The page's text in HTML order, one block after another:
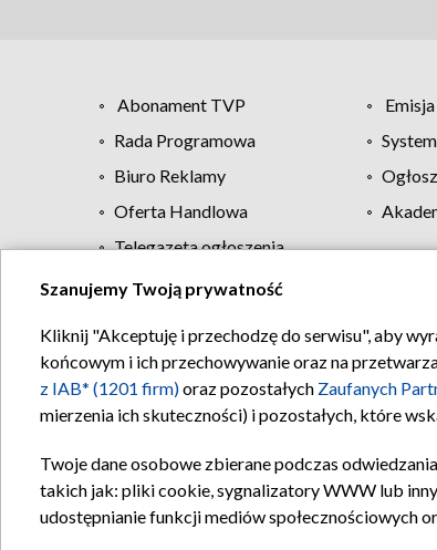
Abonament TVP
Rada Programowa
Biuro Reklamy
Oferta Handlowa
Telegazeta ogłoszenia
Regulamin
Szanujemy Twoją prywatność
Kliknij "Akceptuję i przechodzę do serwisu", aby
końcowym i ich przechowywanie oraz na
z IAB* (1201 firm)oraz pozostałych Zaufanych
mierzenia ich skuteczności) i pozostałych, które
Twoje dane osobowe zbierane podczas
takich jak: pliki cookie, sygnalizatory WWW lub
udostępnianie funkcji mediów społecznościowych